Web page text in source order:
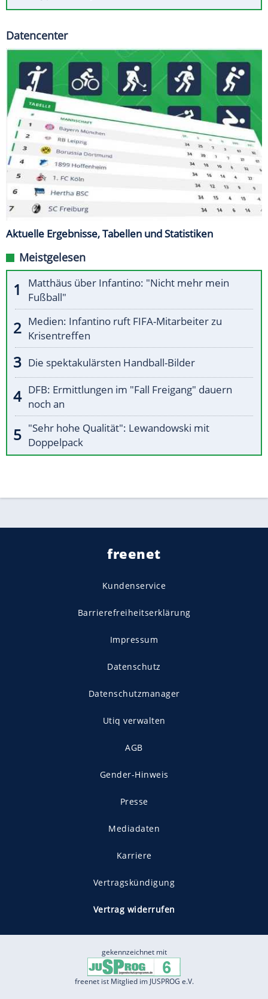
Datencenter
Aktuelle Ergebnisse, Tabellen und Statistiken
Meistgelesen
Matthäus über Infantino: "Nicht mehr mein
Fußball"
Medien: Infantino ruft FIFA-Mitarbeiter zu
Krisentreffen
Die spektakulärsten Handball-Bilder
DFB: Ermittlungen im "Fall Freigang" dauern
noch an
"Sehr hohe Qualität": Lewandowski mit
Doppelpack
freenet
Kundenservice
Barrierefreiheitserklärung
Impressum
Datenschutz
Datenschutzmanager
Utiq verwalten
AGB
Gender-Hinweis
Presse
Mediadaten
Karriere
Vertragskündigung
Vertrag widerrufen
gekennzeichnet mit
freenet ist Mitglied im JUSPROG e.V.